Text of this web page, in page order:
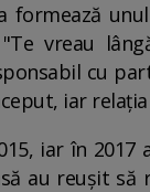
formează
vreau
cu
iar
iar în
au reușit să